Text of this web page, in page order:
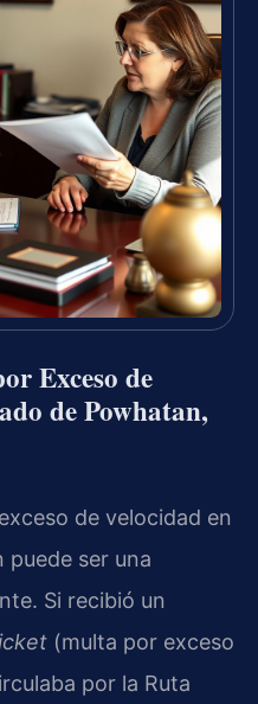
Exceso de
de Powhatan,
de velocidad en
puede ser una
Si recibió un
(multa por exceso
por la Ruta